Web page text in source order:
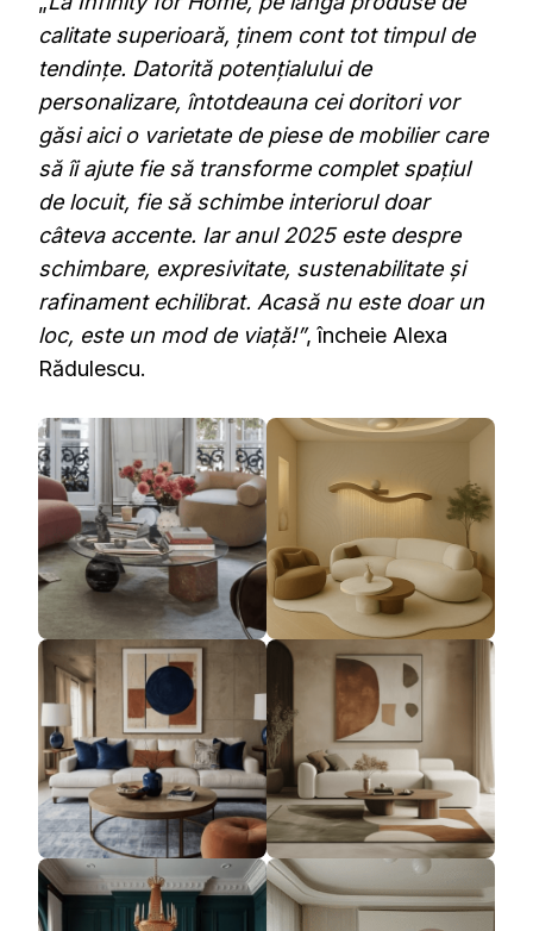
calitate superioară, ținem cont tot timpul de
tendințe. Datorită potențialului de
personalizare, întotdeauna cei doritori vor
găsi aici o varietate de piese de mobilier care
să îi ajute fie să transforme complet spațiul
de locuit, fie să schimbe interiorul doar
câteva accente. Iar anul 2025 este despre
schimbare, expresivitate, sustenabilitate și
rafinament echilibrat. Acasă nu este doar un
loc, este un mod de viață!”, încheie Alexa
Rădulescu.